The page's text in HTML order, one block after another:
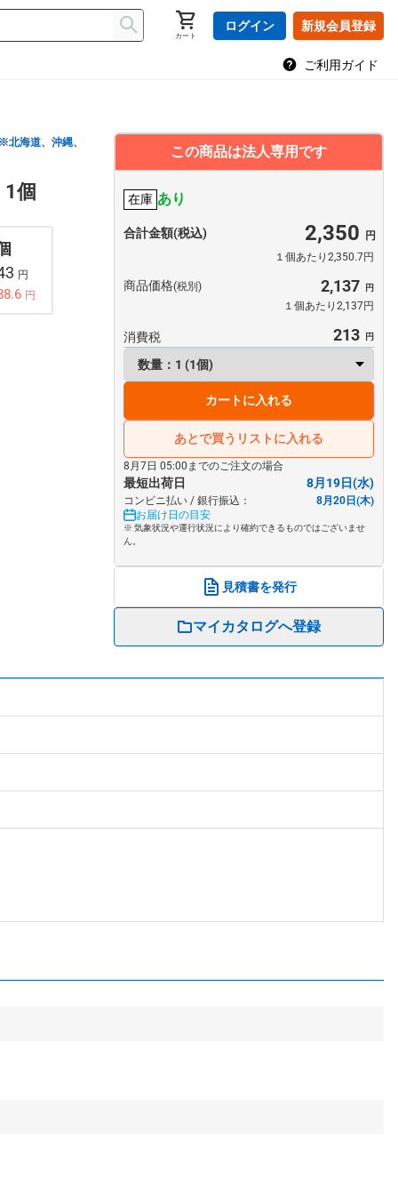
カート
ログイン 新規会員登録
ご利用ガイド
北海道、沖縄、
個
円
円
この商品は法人専用です
在庫 あり
合計金額(税込) 2,350
１個あたり2,350.7円
商品価格(税別) 2,137
１個あたり2,137円
消費税 213
カートに入れる
あとで買うリストに入れる
8月7日 05:00までのご注文の場合
最短出荷日 8月19日(水)
コンビニ払い / 銀行振込：
8月20日(木)
お届け日の目安
※ 気象状況や運行状況により確約できるものではございませ
ん。
見積書を発行
マイカタログへ登録